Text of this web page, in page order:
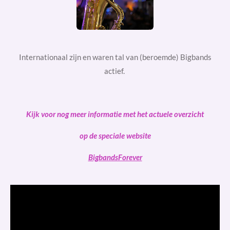
Internationaal zijn en waren tal van (beroemde) Bigbands
actief.
Kijk voor nog meer informatie met het actuele overzicht
op de speciale website
BigbandsForever